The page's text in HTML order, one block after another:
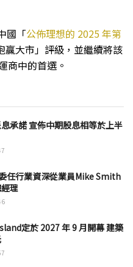
國「公佈理想的 2025 年第
贏大市」評級，並繼續將該
商中的首選。
承諾 宣佈中期股息相等於上半
任行業資深從業員Mike Smith
理
定於 2027 年 9 月開幕 建築